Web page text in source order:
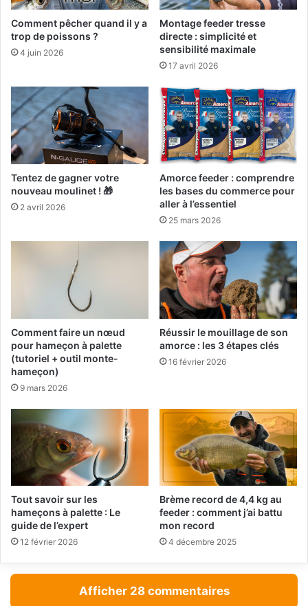
4
p
o
s
l
i
t
é
s
Comment pêcher quand il y a
trop de poissons ?
4 juin 2026
Montage feeder tresse
directe : simplicité et
sensibilité maximale
17 avril 2026
Tentez de gagner votre
nouveau moulinet ! 🎁
2 avril 2026
Amorce feeder : comprendre
les bases du commerce pour
aller à l’essentiel
25 mars 2026
Comment faire un nœud
pour hameçon à palette
(tutoriel + outil monte-
hameçon)
9 mars 2026
Réussir le mouillage de son
amorce : les 3 étapes clés
16 février 2026
Tout savoir sur les
hameçons à palette : Le
guide de l’expert
12 février 2026
Brème record de 4,4 kg au
feeder : comment j’ai battu
mon record
4 décembre 2025
Afficher 28 commentaires